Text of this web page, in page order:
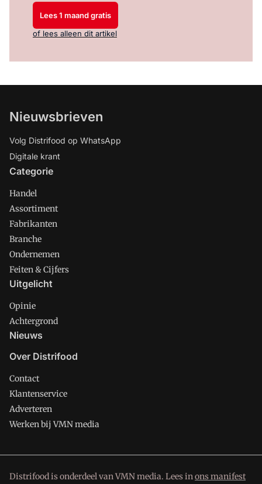
Lees 1 maand gratis
of lees alleen dit artikel
Nieuwsbrieven
Volg Distrifood op WhatsApp
Digitale krant
Categorie
Handel
Assortiment
Fabrikanten
Branche
Ondernemen
Feiten & Cijfers
Uitgelicht
Opinie
Achtergrond
Nieuws
Over Distrifood
Contact
Klantenservice
Adverteren
Werken bij VMN media
Distrifood is onderdeel van VMN media. Lees inons manifest